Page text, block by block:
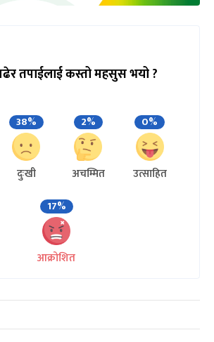
तपाईलाई कस्तो महसुस भयो ?
38%
दुःखी
2%
अचम्मित
0%
उत्साहित
17%
आक्रोशित